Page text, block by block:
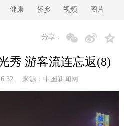
健康 侨乡 视频 图片
分享：
秀 游客流连忘返(8)
来源： 中国新闻网